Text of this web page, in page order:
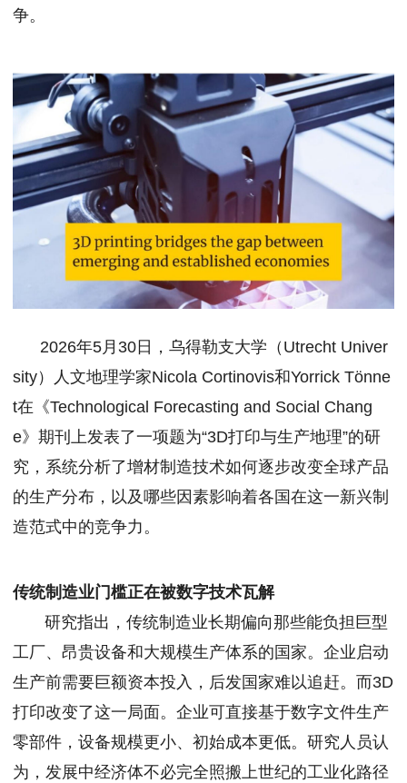
争。
2026年5月30日，乌得勒支大学（Utrecht Univer
sity）人文地理学家Nicola Cortinovis和Yorrick Tönne
t在《Technological Forecasting and Social Chang
e》期刊上发表了一项题为“3D打印与生产地理”的研
究，系统分析了增材制造技术如何逐步改变全球产品
的生产分布，以及哪些因素影响着各国在这一新兴制
造范式中的竞争力。
传统制造业门槛正在被数字技术瓦解
研究指出，传统制造业长期偏向那些能负担巨型
工厂、昂贵设备和大规模生产体系的国家。企业启动
生产前需要巨额资本投入，后发国家难以追赶。而3D
打印改变了这一局面。企业可直接基于数字文件生产
零部件，设备规模更小、初始成本更低。研究人员认
为，发展中经济体不必完全照搬上世纪的工业化路径